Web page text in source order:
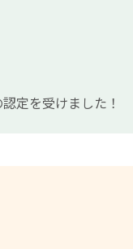
定を受けました！